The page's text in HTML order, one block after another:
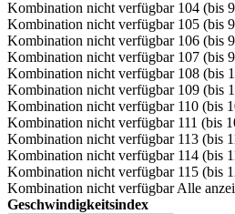
Kombination nicht verfügbar 104 (bis
Kombination nicht verfügbar 105 (bis
Kombination nicht verfügbar 106 (bis
Kombination nicht verfügbar 107 (bis
Kombination nicht verfügbar 108 (bis
Kombination nicht verfügbar 109 (bis
Kombination nicht verfügbar 110 (bis
Kombination nicht verfügbar 111 (bis
Kombination nicht verfügbar 113 (bis
Kombination nicht verfügbar 114 (bis
Kombination nicht verfügbar 115 (bis
Kombination nicht verfügbar Alle
Geschwindigkeitsindex